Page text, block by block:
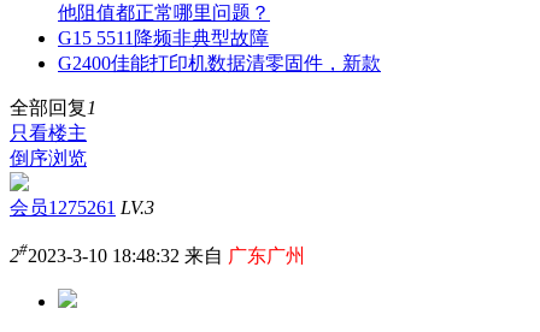
他阻值都正常哪里问题？
G15 5511降频非典型故障
G2400佳能打印机数据清零固件，新款
全部回复 1
只看楼主
倒序浏览
会员1275261 LV.3
2#2023-3-10 18:48:32 来自 广东广州